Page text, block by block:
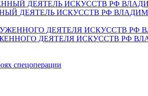
ДЕЯТЕЛЬ ИСКУССТВ РФ
ДЕЯТЕЛЯ ИСКУССТВ РФ
спецоперации